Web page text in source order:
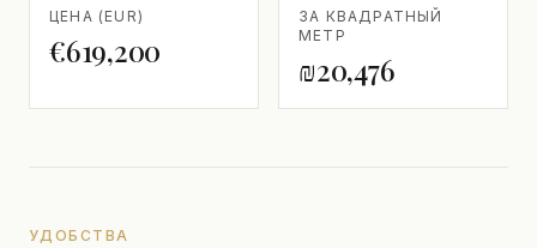
ЦЕНА (EUR)
€619,200
ЗА КВАДРАТНЫЙ
МЕТР
₪20,476
УДОБСТВА